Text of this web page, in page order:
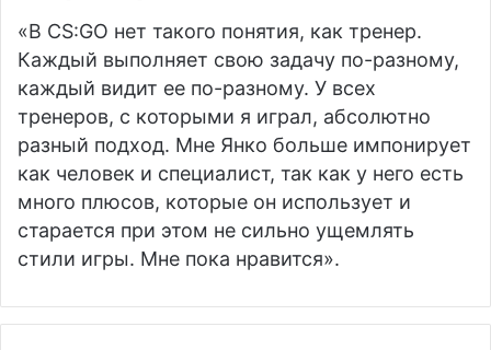
«В CS:GO нет такого понятия, как тренер.
Каждый выполняет свою задачу по-разному,
каждый видит ее по-разному. У всех
тренеров, с которыми я играл, абсолютно
разный подход. Мне Янко больше импонирует
как человек и специалист, так как у него есть
много плюсов, которые он использует и
старается при этом не сильно ущемлять
стили игры. Мне пока нравится».